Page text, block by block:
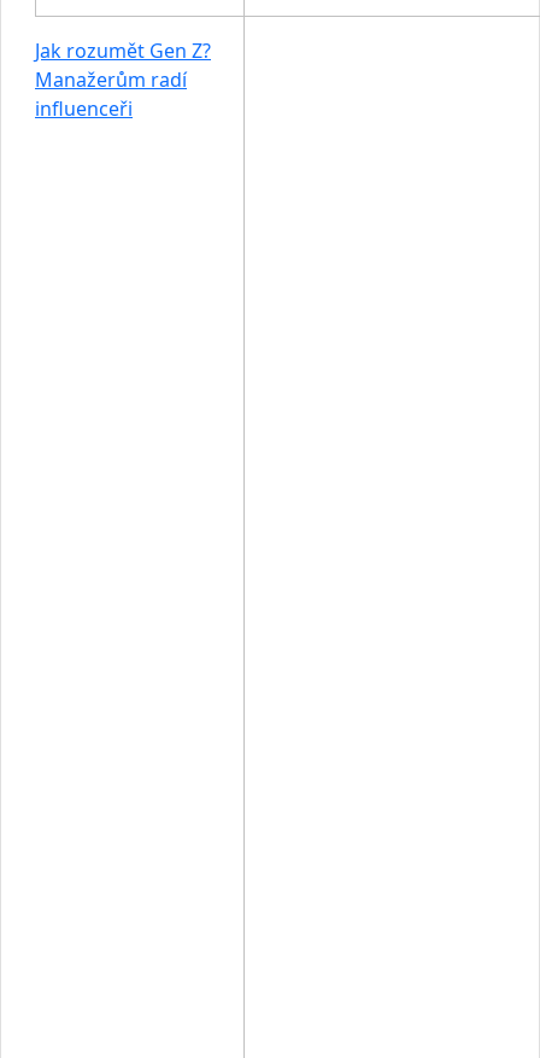
Jak rozumět Gen Z?
Manažerům radí
influenceři